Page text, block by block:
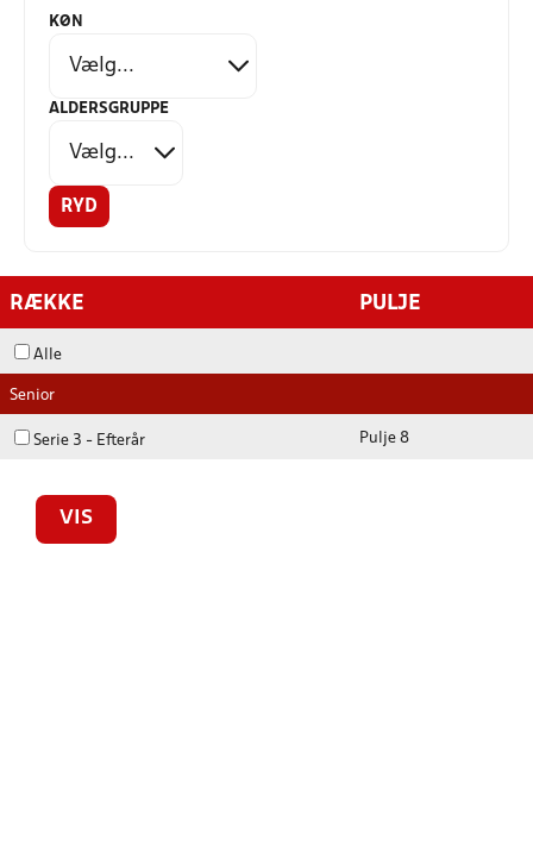
KØN
ALDERSGRUPPE
RYD
RÆKKE PULJE
Alle
Senior
Serie 3 - Efterår Pulje 8
VIS